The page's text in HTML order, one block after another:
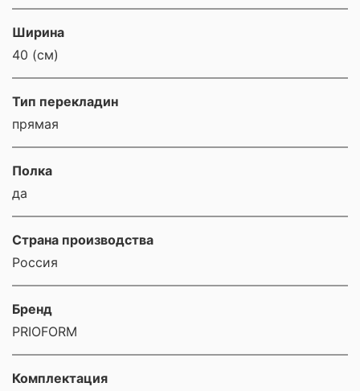
Ширина
40 (см)
Тип перекладин
прямая
Полка
да
Страна производства
Россия
Бренд
PRIOFORM
Комплектация